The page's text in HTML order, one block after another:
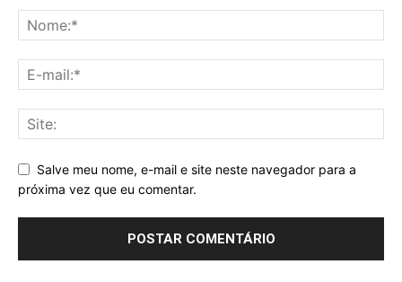
Salve meu nome, e-mail e site neste navegador para a
próxima vez que eu comentar.